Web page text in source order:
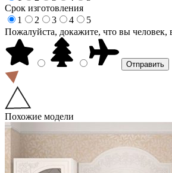
Срок изготовления
1
2 3 4
5
Пожалуйста, докажите, что вы человек,
Похожие модели